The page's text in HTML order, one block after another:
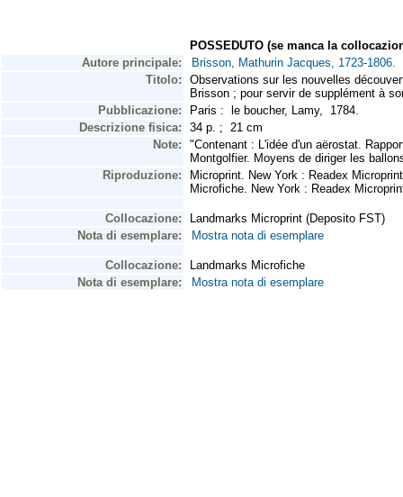
POSSEDUTO (se manca la
Autore principale:
Brisson, Mathurin Jacques, 1723-1806.
Titolo:
Observations sur les nouvelles
Brisson ; pour servir de supplément à
Pubblicazione:
Paris : le boucher, Lamy, 1784.
Descrizione fisica:
34 p. ; 21 cm
Note:
"Contenant : L'idée d'un aërostat.
Montgolfier. Moyens de diriger les
Riproduzione:
Microprint. New York : Readex
Microfiche. New York : Readex
Collocazione:
Landmarks Microprint (Deposito FST)
Nota di esemplare:
Mostra nota di esemplare
Collocazione:
Landmarks Microfiche
Nota di esemplare:
Mostra nota di esemplare